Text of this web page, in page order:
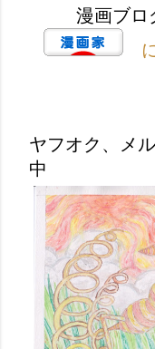
漫画ブ
ヤフオク、メ
中